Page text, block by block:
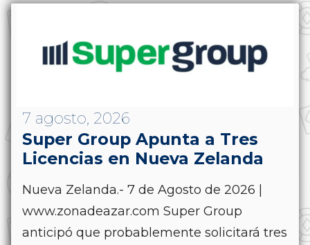
7 agosto, 2026
Super Group Apunta a Tres
Licencias en Nueva Zelanda
Nueva Zelanda.- 7 de Agosto de 2026 |
www.zonadeazar.com Super Group
anticipó que probablemente solicitará tres